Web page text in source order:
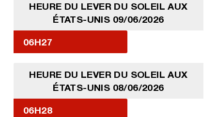
HEURE DU LEVER DU SOLEIL AUX
ÉTATS-UNIS 09/06/2026
06H27
HEURE DU LEVER DU SOLEIL AUX
ÉTATS-UNIS 08/06/2026
06H28